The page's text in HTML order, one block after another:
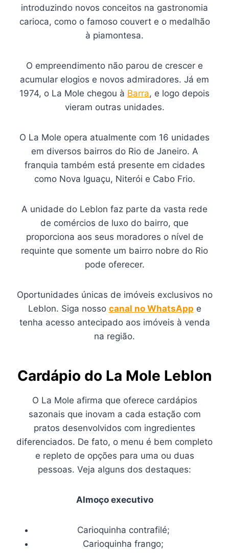
introduzindo novos conceitos na gastronomia
carioca, como o famoso couvert e o medalhão
à piamontesa.
O empreendimento não parou de crescer e
acumular elogios e novos admiradores. Já em
1974, o La Mole chegou à Barra, e logo depois
vieram outras unidades.
O La Mole opera atualmente com 16 unidades
em diversos bairros do Rio de Janeiro. A
franquia também está presente em cidades
como Nova Iguaçu, Niterói e Cabo Frio.
A unidade do Leblon faz parte da vasta rede
de comércios de luxo do bairro, que
proporciona aos seus moradores o nível de
requinte que somente um bairro nobre do Rio
pode oferecer.
Oportunidades únicas de imóveis exclusivos no
Leblon. Siga nosso canal no WhatsApp e
tenha acesso antecipado aos imóveis à venda
na região.
Cardápio do La Mole Leblon
O La Mole afirma que oferece cardápios
sazonais que inovam a cada estação com
pratos desenvolvidos com ingredientes
diferenciados. De fato, o menu é bem completo
e repleto de opções para uma ou duas
pessoas. Veja alguns dos destaques:
Almoço executivo
Carioquinha contrafilé;
Carioquinha frango;